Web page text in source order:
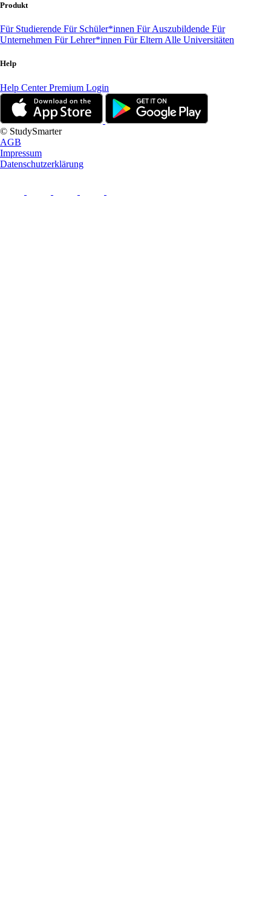
Produkt
Für Studierende Für Schüler*innen Für Auszubildende Für
Unternehmen Für Lehrer*innen Für Eltern Alle Universitäten
Help
Help CenterPremium Login
© StudySmarter
AGB
Impressum
Datenschutzerklärung